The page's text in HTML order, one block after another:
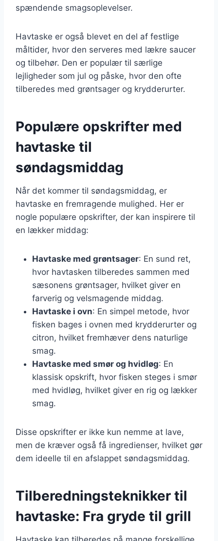
spændende smagsoplevelser.
Havtaske er også blevet en del af festlige
måltider, hvor den serveres med lækre saucer
og tilbehør. Den er populær til særlige
lejligheder som jul og påske, hvor den ofte
tilberedes med grøntsager og krydderurter.
Populære opskrifter med
havtaske til
søndagsmiddag
Når det kommer til søndagsmiddag, er
havtaske en fremragende mulighed. Her er
nogle populære opskrifter, der kan inspirere til
en lækker middag:
Havtaske med grøntsager: En sund ret,
hvor havtasken tilberedes sammen med
sæsonens grøntsager, hvilket giver en
farverig og velsmagende middag.
Havtaske i ovn: En simpel metode, hvor
fisken bages i ovnen med krydderurter og
citron, hvilket fremhæver dens naturlige
smag.
Havtaske med smør og hvidløg: En
klassisk opskrift, hvor fisken steges i smør
med hvidløg, hvilket giver en rig og lækker
smag.
Disse opskrifter er ikke kun nemme at lave,
men de kræver også få ingredienser, hvilket gør
dem ideelle til en afslappet søndagsmiddag.
Tilberedningsteknikker til
havtaske: Fra gryde til grill